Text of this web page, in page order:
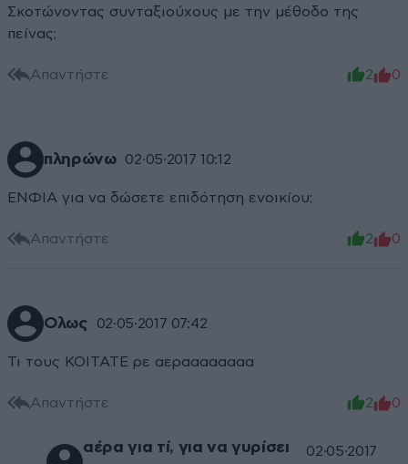
Σκοτώνοντας συνταξιούχους με την μέθοδο της
πείνας;
Απαντήστε 2 0
πληρώνω 02·05·2017 10:12
ΕΝΦΙΑ για να δώσετε επιδότηση ενοικίου;
Απαντήστε 2 0
Ολως 02·05·2017 07:42
Τι τους ΚΟΙΤΑΤΕ ρε αεραααααααα
Απαντήστε 2 0
αέρα για τί, για να γυρίσει
02·05·2017